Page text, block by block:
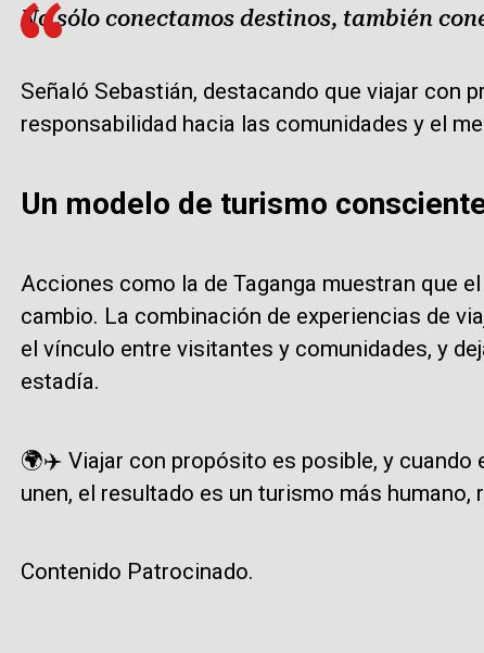
No sólo conectamos destinos, también
Señaló Sebastián, destacando que viajar con
responsabilidad hacia las comunidades y el
Un modelo de turismo
Acciones como la de Taganga muestran que
cambio. La combinación de experiencias de
el vínculo entre visitantes y comunidades, y
estadía.
🌍✈️ Viajar con propósito es posible, y cuando
unen, el resultado es un turismo más
Contenido Patrocinado.